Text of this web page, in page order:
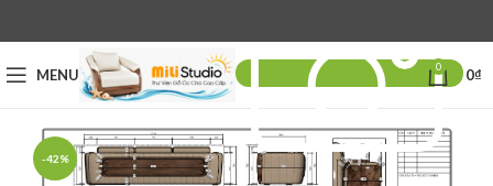
MENU 0 0₫
-42%